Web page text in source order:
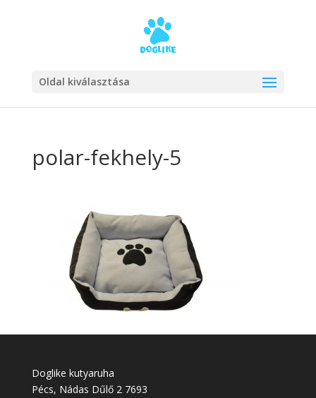
Oldal kiválasztása
polar-fekhely-5
Doglike kutyaruha
Pécs, Nádas Dűlő 2 7693